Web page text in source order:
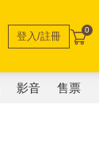
登入/註冊 0
影音 售票